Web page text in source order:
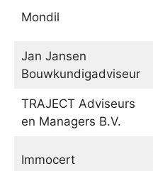
Mondil
Jan Jansen
Bouwkundigadviseur
TRAJECT Adviseurs
en Managers B.V.
Immocert